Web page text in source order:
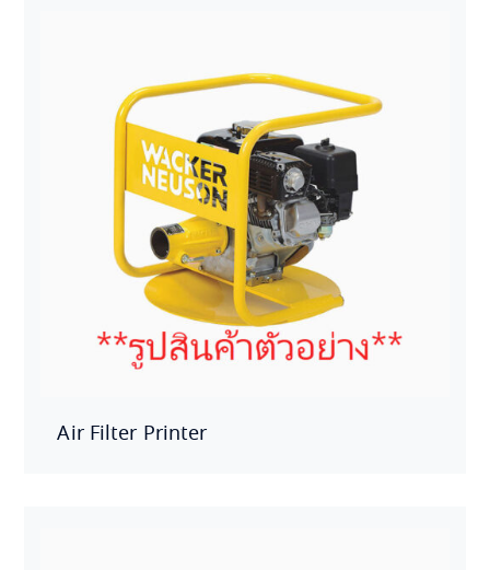
Air Filter Printer